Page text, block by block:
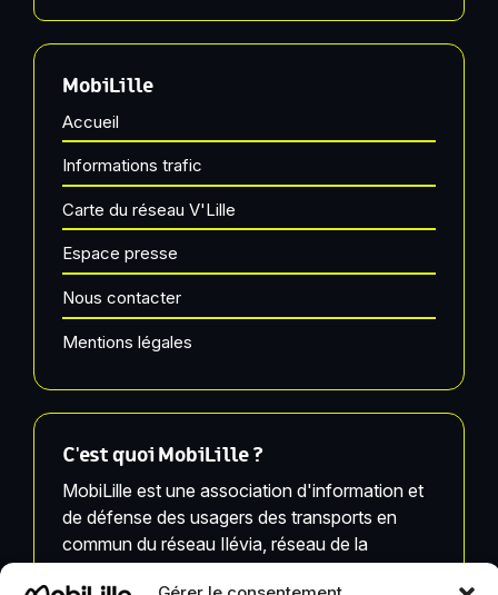
MobiLille
Accueil
Informations trafic
Carte du réseau V'Lille
Espace presse
Nous contacter
Mentions légales
C'est quoi MobiLille ?
MobiLille est une association d'information et
de défense des usagers des transports en
commun du réseau Ilévia, réseau de la
Métropole Européenne de Lille.